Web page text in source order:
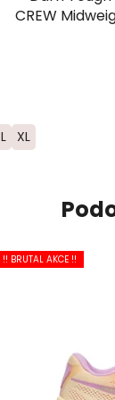
CREW
L XL
!! BRUTAL AKCE !!